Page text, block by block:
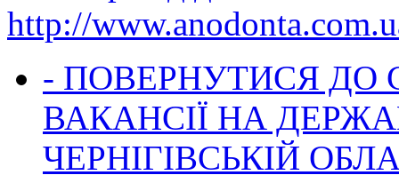
http://
- ПОВЕРНУТИСЯ ДО
ВАКАНСІЇ НА
ЧЕРНІГІВСЬКІЙ